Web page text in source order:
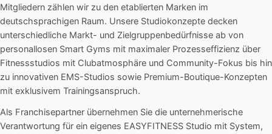
Mitgliedern zählen wir zu den etablierten Marken im
deutschsprachigen Raum. Unsere Studiokonzepte decken
unterschiedliche Markt- und Zielgruppenbedürfnisse ab von
personallosen Smart Gyms mit maximaler Prozesseffizienz über
Fitnessstudios mit Clubatmosphäre und Community-Fokus bis hin
zu innovativen EMS-Studios sowie Premium-Boutique-Konzepten
mit exklusivem Trainingsanspruch.
Als Franchisepartner übernehmen Sie die unternehmerische
Verantwortung für ein eigenes EASYFITNESS Studio mit System,